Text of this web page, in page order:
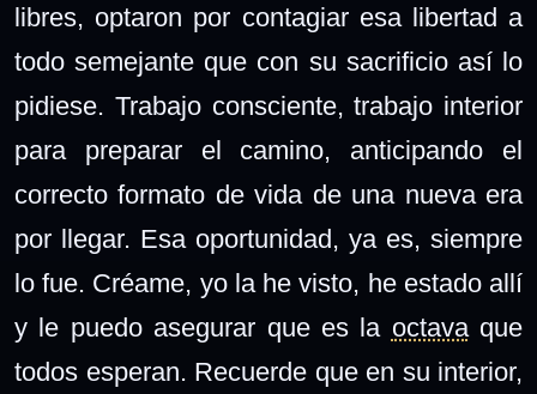
libres, optaron por contagiar esa libertad a
todo semejante que con su sacrificio así lo
pidiese. Trabajo consciente, trabajo interior
para preparar el camino, anticipando el
correcto formato de vida de una nueva era
por llegar. Esa oportunidad, ya es, siempre
lo fue. Créame, yo la he visto, he estado allí
y le puedo asegurar que es la octavaque
todos esperan. Recuerde que en su interior,